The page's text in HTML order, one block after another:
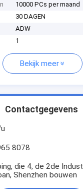
10000 PCs per maand
30 DAGEN
ADW
1
Bekijk meer
Contactgegevens
8078
die 4, de 2de
Shenzhen bouwen